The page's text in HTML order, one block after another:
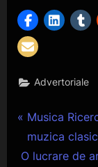
în
articole
Advertoriale
Navigare
în
P
r
e
Musica
muzica
N
O lucrare de